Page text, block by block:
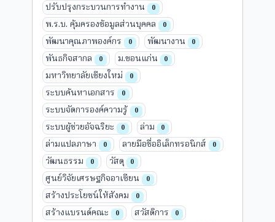
ปรับปรุงกระบวนการทำงาน 0
พ.ร.บ. คุ้มครองข้อมูลส่วนบุคคล 0
พัฒนาคุณภาพองค์กร 0 พัฒนางาน 0
พันธกิจสากล 0 ม.ขอนแก่น 0
มหาวิทยาลัยเชียงใหม่ 0
ระบบค้นหาเอกสาร 0
ระบบจัดการองค์ความรู้ 0
ระบบผู้ช่วยอัจฉริยะ 0 ล่าม 0
ล่ามแปลภาษา 0 ลายมือชื่ออิเล็กทรอนิกส์ 0
วัฒนธรรม 0 วัสดุ 0
ศูนย์วิจัยเศรษฐกิจอาเซียน 0
สร้างประโยชน์ให้สังคม 0
สร้างแบรนด์คณะ 0 สวัสดิการ 0